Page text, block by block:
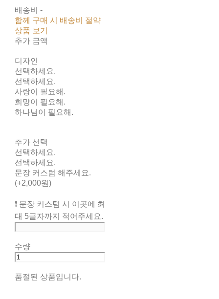
배송비 -
함께 구매 시 배송비 절약
상품 보기
추가 금액
디자인
선택하세요.
선택하세요.
사랑이 필요해.
희망이 필요해.
하나님이 필요해.
추가 선택
선택하세요.
선택하세요.
문장 커스텀 해주세요.
(+2,000원)
❗️ 문장 커스텀 시 이곳에 최
대 5글자까지 적어주세요.
수량
품절된 상품입니다.